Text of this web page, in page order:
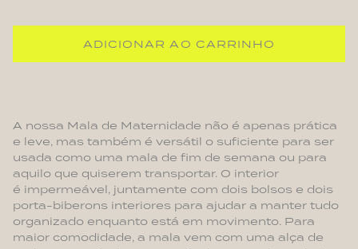
ADICIONAR AO CARRINHO
A nossa Mala de Maternidade não é apenas prática
e leve, mas também é versátil o suficiente para ser
usada como uma mala de fim de semana ou para
aquilo que quiserem transportar. O interior
é impermeável, juntamente com dois bolsos e dois
porta- biberons interiores para ajudar a manter tudo
organizado enquanto está em movimento. Para
maior comodidade, a mala vem com uma alça de